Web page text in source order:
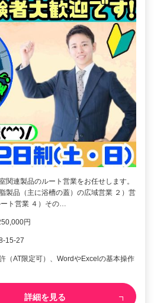
関連製品のルート営業をお任せします。
製品（主に浴槽の蓋）の広域営業 ２）営
ト営業 ４）その…
円
15-27
（AT限定可）、WordやExcelの基本操作
詳細を見る